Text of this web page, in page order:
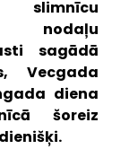
slimnīcu
nodaļu
sagādā
Vecgada
diena
šoreiz